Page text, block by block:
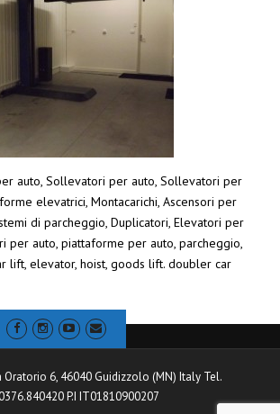
auto, Sollevatori per auto, Sollevatori per
elevatrici, Montacarichi, Ascensori per
di parcheggio, Duplicatori, Elevatori per
per auto, piattaforme per auto, parcheggio,
lift, elevator, hoist, goods lift. doubler car
Oratorio 6, 46040 Guidizzolo (MN) Italy Tel.
0376.840420 P.I IT01810900207